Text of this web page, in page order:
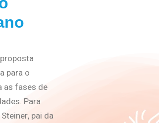
para o
as fases de
Para
pai da